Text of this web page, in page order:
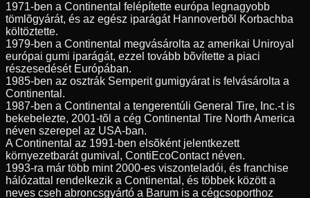
1971-ben a Continental felépítette európa legnagyobb
tömlõgyárát, és az egész iparágát Hannoverbõl Korbachba
költöztette.
1979-ben a Continental megvásárolta az amerikai Uniroyal
európai gumi iparágát, ezzel tovább bõvítette a piaci
részesedését Európában.
1985-ben az osztrák Semperit gumigyárat is felvásárolta a
Continental.
1987-ben a Continental a tengerentúli General Tire, Inc.-t is
bekebelezte, 2001-tõl a cég Continental Tire North America
néven szerepel az USA-ban.
A Continental az 1991-ben elsõként jelentkezett
környezetbarát gumival, ContiEcoContact néven.
1993-ra már több mint 2000-es viszonteladói, és franchise
hálózattal rendelkezik a Continental, és többek között a
neves cseh abroncsgyártó a Barum is a cégcsoporthoz